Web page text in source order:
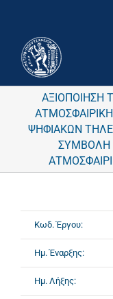
ΑΞΙΟΠΟΙΗΣΗ
ΨΗΦΙΑΚΩΝ
ΣΥΜΒΟΛΗ
Κωδ. Έργου:
Ημ. Έναρξης:
Ημ. Λήξης: